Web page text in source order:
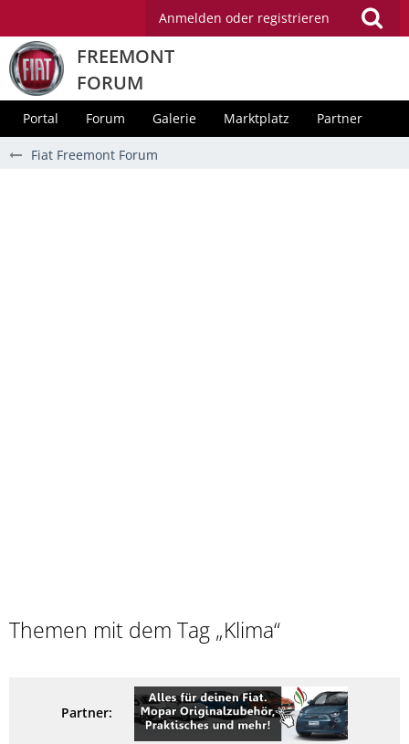
Anmelden oder registrieren
FREEMONT
FORUM
Portal Forum Galerie Marktplatz Partner
Fiat Freemont Forum
Themen mit dem Tag „Klima“
Partner: